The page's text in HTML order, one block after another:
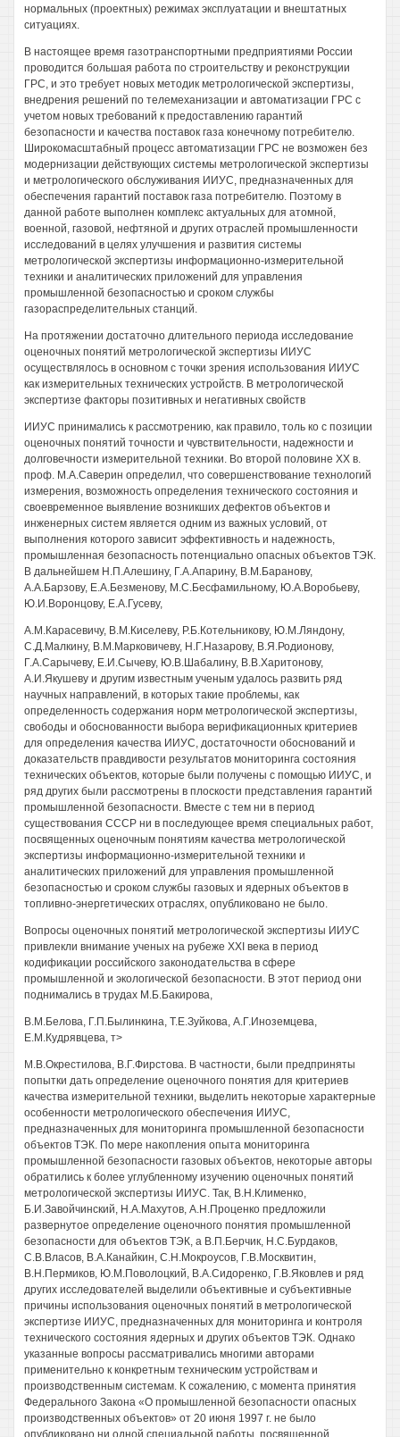
нормальных (проектных) режимах эксплуатации и внештатных
ситуациях.
В настоящее время газотранспортными предприятиями России
проводится большая работа по строительству и реконструкции
ГРС, и это требует новых методик метрологической экспертизы,
внедрения решений по телемеханизации и автоматизации ГРС с
учетом новых требований к предоставлению гарантий
безопасности и качества поставок газа конечному потребителю.
Широкомасштабный процесс автоматизации ГРС не возможен без
модернизации действующих системы метрологической экспертизы
и метрологического обслуживания ИИУС, предназначенных для
обеспечения гарантий поставок газа потребителю. Поэтому в
данной работе выполнен комплекс актуальных для атомной,
военной, газовой, нефтяной и других отраслей промышленности
исследований в целях улучшения и развития системы
метрологической экспертизы информационно-измерительной
техники и аналитических приложений для управления
промышленной безопасностью и сроком службы
газораспределительных станций.
На протяжении достаточно длительного периода исследование
оценочных понятий метрологической экспертизы ИИУС
осуществлялось в основном с точки зрения использования ИИУС
как измерительных технических устройств. В метрологической
экспертизе факторы позитивных и негативных свойств
ИИУС принимались к рассмотрению, как правило, толь ко с позиции
оценочных понятий точности и чувствительности, надежности и
долговечности измерительной техники. Во второй половине XX в.
проф. М.А.Саверин определил, что совершенствование технологий
измерения, возможность определения технического состояния и
своевременное выявление возникших дефектов объектов и
инженерных систем является одним из важных условий, от
выполнения которого зависит эффективность и надежность,
промышленная безопасность потенциально опасных объектов ТЭК.
В дальнейшем Н.П.Алешину, Г.А.Апарину, В.М.Баранову,
А.А.Барзову, Е.А.Безменову, М.С.Бесфамильному, Ю.А.Воробьеву,
Ю.И.Воронцову, Е.А.Гусеву,
A.М.Карасевичу, В.М.Киселеву, Р.Б.Котельникову, Ю.М.Ляндону,
С.Д.Малкину, В.М.Марковичеву, Н.Г.Назарову, В.Я.Родионову,
Г.А.Сарычеву, Е.И.Сычеву, Ю.В.Шабалину, В.В.Харитонову,
А.И.Якушеву и другим известным ученым удалось развить ряд
научных направлений, в которых такие проблемы, как
определенность содержания норм метрологической экспертизы,
свободы и обоснованности выбора верификационных критериев
для определения качества ИИУС, достаточности обоснований и
доказательств правдивости результатов мониторинга состояния
технических объектов, которые были получены с помощью ИИУС, и
ряд других были рассмотрены в плоскости представления гарантий
промышленной безопасности. Вместе с тем ни в период
существования СССР ни в последующее время специальных работ,
посвященных оценочным понятиям качества метрологической
экспертизы информационно-измерительной техники и
аналитических приложений для управления промышленной
безопасностью и сроком службы газовых и ядерных объектов в
топливно-энергетических отраслях, опубликовано не было.
Вопросы оценочных понятий метрологической экспертизы ИИУС
привлекли внимание ученых на рубеже XXI века в период
кодификации российского законодательства в сфере
промышленной и экологической безопасности. В этот период они
поднимались в трудах М.Б.Бакирова,
B.М.Белова, Г.П.Былинкина, Т.Е.Зуйкова, А.Г.Иноземцева,
Е.М.Кудрявцева, т>
М.В.Окрестилова, В.Г.Фирстова. В частности, были предприняты
попытки дать определение оценочного понятия для критериев
качества измерительной техники, выделить некоторые характерные
особенности метрологического обеспечения ИИУС,
предназначенных для мониторинга промышленной безопасности
объектов ТЭК. По мере накопления опыта мониторинга
промышленной безопасности газовых объектов, некоторые авторы
обратились к более углубленному изучению оценочных понятий
метрологической экспертизы ИИУС. Так, В.Н.Клименко,
Б.И.Завойчинский, Н.А.Махутов, А.Н.Проценко предложили
развернутое определение оценочного понятия промышленной
безопасности для объектов ТЭК, а В.П.Берчик, Н.С.Бурдаков,
С.В.Власов, В.А.Канайкин, С.Н.Мокроусов, Г.В.Москвитин,
В.Н.Пермиков, Ю.М.Поволоцкий, В.А.Сидоренко, Г.В.Яковлев и ряд
других исследователей выделили объективные и субъективные
причины использования оценочных понятий в метрологической
экспертизе ИИУС, предназначенных для мониторинга и контроля
технического состояния ядерных и других объектов ТЭК. Однако
указанные вопросы рассматривались многими авторами
применительно к конкретным техническим устройствам и
производственным системам. К сожалению, с момента принятия
Федерального Закона «О промышленной безопасности опасных
производственных объектов» от 20 июня 1997 г. не было
опубликовано ни одной специальной работы, посвященной